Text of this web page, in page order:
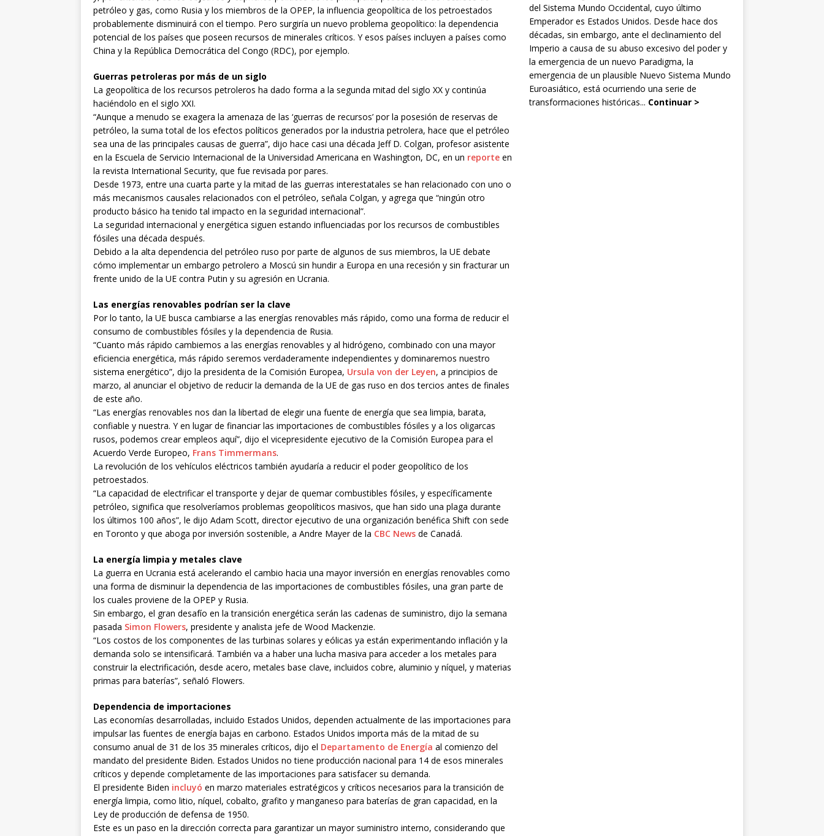
petróleo y gas, como Rusia y los miembros de la OPEP, la influencia geopolítica de los petroestados
probablemente disminuirá con el tiempo. Pero surgiría un nuevo problema geopolítico: la dependencia
potencial de los países que poseen recursos de minerales críticos. Y esos países incluyen a países como
China y la República Democrática del Congo (RDC), por ejemplo.
Guerras petroleras por más de un siglo
La geopolítica de los recursos petroleros ha dado forma a la segunda mitad del siglo XX y continúa
haciéndolo en el siglo XXI.
“Aunque a menudo se exagera la amenaza de las ‘guerras de recursos’ por la posesión de reservas de
petróleo, la suma total de los efectos políticos generados por la industria petrolera, hace que el petróleo
sea una de las principales causas de guerra”, dijo hace casi una década Jeff D. Colgan, profesor asistente
en la Escuela de Servicio Internacional de la Universidad Americana en Washington, DC, en un reporte en
la revista International Security, que fue revisada por pares.
Desde 1973, entre una cuarta parte y la mitad de las guerras interestatales se han relacionado con uno o
más mecanismos causales relacionados con el petróleo, señala Colgan, y agrega que “ningún otro
producto básico ha tenido tal impacto en la seguridad internacional”.
La seguridad internacional y energética siguen estando influenciadas por los recursos de combustibles
fósiles una década después.
Debido a la alta dependencia del petróleo ruso por parte de algunos de sus miembros, la UE debate
cómo implementar un embargo petrolero a Moscú sin hundir a Europa en una recesión y sin fracturar un
frente unido de la UE contra Putin y su agresión en Ucrania.
Las energías renovables podrían ser la clave
Por lo tanto, la UE busca cambiarse a las energías renovables más rápido, como una forma de reducir el
consumo de combustibles fósiles y la dependencia de Rusia.
“Cuanto más rápido cambiemos a las energías renovables y al hidrógeno, combinado con una mayor
eficiencia energética, más rápido seremos verdaderamente independientes y dominaremos nuestro
sistema energético”, dijo la presidenta de la Comisión Europea, Ursula von der Leyen, a principios de
marzo, al anunciar el objetivo de reducir la demanda de la UE de gas ruso en dos tercios antes de finales
de este año.
“Las energías renovables nos dan la libertad de elegir una fuente de energía que sea limpia, barata,
confiable y nuestra. Y en lugar de financiar las importaciones de combustibles fósiles y a los oligarcas
rusos, podemos crear empleos aquí”, dijo el vicepresidente ejecutivo de la Comisión Europea para el
Acuerdo Verde Europeo, Frans Timmermans.
La revolución de los vehículos eléctricos también ayudaría a reducir el poder geopolítico de los
petroestados.
“La capacidad de electrificar el transporte y dejar de quemar combustibles fósiles, y específicamente
petróleo, significa que resolveríamos problemas geopolíticos masivos, que han sido una plaga durante
los últimos 100 años”, le dijo Adam Scott, director ejecutivo de una organización benéfica Shift con sede
en Toronto y que aboga por inversión sostenible, a Andre Mayer de la CBC News de Canadá.
La energía limpia y metales clave
La guerra en Ucrania está acelerando el cambio hacia una mayor inversión en energías renovables como
una forma de disminuir la dependencia de las importaciones de combustibles fósiles, una gran parte de
los cuales proviene de la OPEP y Rusia.
Sin embargo, el gran desafío en la transición energética serán las cadenas de suministro, dijo la semana
pasada Simon Flowers, presidente y analista jefe de Wood Mackenzie.
“Los costos de los componentes de las turbinas solares y eólicas ya están experimentando inflación y la
demanda solo se intensificará. También va a haber una lucha masiva para acceder a los metales para
construir la electrificación, desde acero, metales base clave, incluidos cobre, aluminio y níquel, y materias
primas para baterías”, señaló Flowers.
Dependencia de importaciones
Las economías desarrolladas, incluido Estados Unidos, dependen actualmente de las importaciones para
impulsar las fuentes de energía bajas en carbono. Estados Unidos importa más de la mitad de su
consumo anual de 31 de los 35 minerales críticos, dijo el Departamento de Energía al comienzo del
mandato del presidente Biden. Estados Unidos no tiene producción nacional para 14 de esos minerales
críticos y depende completamente de las importaciones para satisfacer su demanda.
El presidente Biden incluyó en marzo materiales estratégicos y críticos necesarios para la transición de
energía limpia, como litio, níquel, cobalto, grafito y manganeso para baterías de gran capacidad, en la
Ley de producción de defensa de 1950.
Este es un paso en la dirección correcta para garantizar un mayor suministro interno, considerando que
del Sistema Mundo Occidental, cuyo último
Emperador es Estados Unidos. Desde hace dos
décadas, sin embargo, ante el declinamiento del
Imperio a causa de su abuso excesivo del poder y
la emergencia de un nuevo Paradigma, la
emergencia de un plausible Nuevo Sistema Mundo
Euroasiático, está ocurriendo una serie de
transformaciones históricas... Continuar >